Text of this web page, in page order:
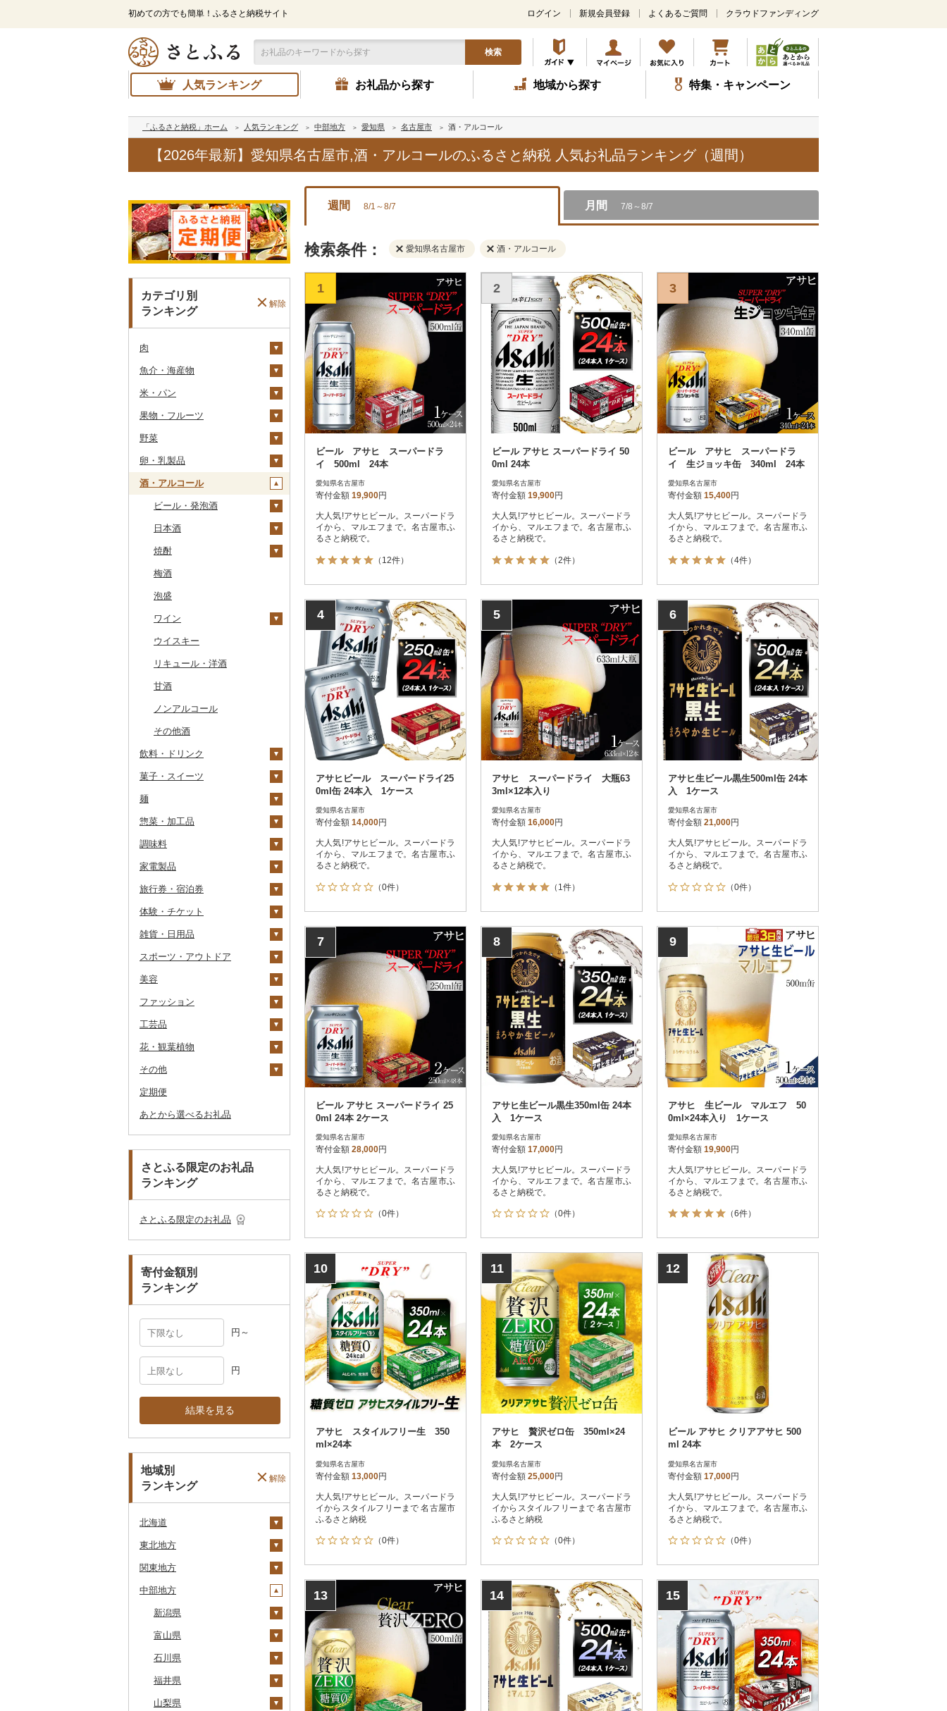
初めての方でも簡単！ふるさと納税サイト
メ
ン
コ
ン
テ
ツ
キ
ッ
プ
ログイン 新規会員登録 よくあるご質問 クラウドファンディング
検索
人気ランキング お礼品から探す 地域から探す 特集・キャンペーン
「ふるさと納税」ホーム 人気ランキング 中部地方 愛知県 名古屋市 酒・アルコール
【2026年最新】愛知県名古屋市,酒・アルコールのふるさと納税 人気お礼品ランキング（週間）
カテゴリ別
ランキング
解除
肉
牛肉（精肉）
ステーキ
すき焼き
焼肉
牛タン
和牛
黒毛和牛
白老牛
仙台牛
米沢牛
山形牛
常陸牛
上州牛
飛騨牛
近江牛
神戸牛・神戸ビーフ
但馬牛
土佐あかうし
長崎和牛
あか牛
宮崎牛
その他牛肉（精肉）
牛肉（加工品）
ハンバーグ
ローストビーフ
ビーフジャーキー
その他牛肉（加工品）
豚肉（精肉）
すき焼き
しゃぶしゃぶ
焼肉
アグー豚
その他豚肉（精肉）
豚肉（加工品）
ハンバーグ
もつ鍋
ハム
ソーセージ・ウインナ
鶏肉
鶏肉（精肉）
ハム・ソーセージ
唐揚げ
中津からあげ
水炊き
地鶏
赤鶏さつま
その他鶏肉
鹿肉
馬肉
羊肉・ラム肉（ジンギス
魚介・海産物
カニ
ズワイガニ
毛ガニ
かにしゃぶ
その他カニ
エビ
ボタンエビ
伊勢海老
その他エビ
いくら
うに
明太子・たらこ
明太子
たらこ
その他魚卵
数の子
からすみ
キャビア
その他魚卵
貝
帆立（ホタテ）
鮑（アワビ）
牡蠣（カキ）
あさり
しじみ
サザエ
はまぐり
その他貝
うなぎ
鮮魚
鮭・サーモン
マグロ
イワシ
カツオ
金目鯛
クエ
くじら
サバ
さんま
のどぐろ
ふぐ
ブリ
ほっけ
その他鮮魚
イカ・タコ
イカ
タコ
海苔・海藻
海苔
わかめ
ひじき
その他海苔・海藻
干物
ししゃも
その他干物
その他魚介・加工品
しらす・ちりめん
かまぼこ・練り製品
その他魚介・加工品
米・パン
米
無洗米
玄米
金芽米
ゆめぴりか
つや姫
コシヒカリ
はえぬき
さがびより
あきたこまち
ひとめぼれ
ミルキークィーン
ななつぼし
その他米
雑穀
餅
その他穀物加工品
パン
果物・フルーツ
ぶどう・マスカット
巨峰
ナガノパープル
ピオーネ
デラウェア
シャインマスカット
その他ぶどう・マスカ
いちご
りんご
もも
メロン
さくらんぼ
梨
和梨
洋梨・ラフランス
マンゴー
みかん・柑橘
みかん
レモン
不知火・デコポン
せとか
文旦
まどんな
ポンカン
すいか
キウイ
柿（カキ）
ドライフルーツ
干し柿
干し芋
その他ドライフルーツ
その他果物
びわ
ブルーベリー
栗
その他果物
野菜
いも
じゃがいも
さつまいも
その他いも
トマト
フルーツトマト
ミニトマト
その他トマト
玉ねぎ
ねぎ
とうもろこし
根菜
人参
大根
自然薯
レンコン
にんにく・生姜
その他根菜
アスパラガス
豆
きのこ
しいたけ
松茸
その他きのこ
その他野菜
山菜
かぼちゃ
茄子
レタス
その他野菜
卵・乳製品
卵
チーズ
ヨーグルト
牛乳
バター
その他乳製品
酒・アルコール
ビール・発泡酒
ビール
発泡酒
地ビール・クラフトビ
日本酒
純米大吟醸
純米吟醸
大吟醸
吟醸
その他日本酒
焼酎
芋焼酎
麦焼酎
米焼酎
黒糖焼酎
その他焼酎
梅酒
泡盛
ワイン
白ワイン
赤ワイン
シャンパン・スパーク
ウイスキー
リキュール・洋酒
甘酒
ノンアルコール
その他酒
飲料・ドリンク
水・ミネラルウォーター
飲料
コーヒー豆
粉
ドリップ
茶
飲料
茶葉・ティーバッグ
静岡茶
足柄茶
知覧茶
八女茶
果汁飲料
りんごジュース
みかんジュース（オレ
紅茶
飲料
茶葉・ティーバッグ
その他飲料・ジュース
野菜ジュース
炭酸飲料
豆乳
菓子・スイーツ
クッキー
焼き菓子
プリン
ゼリー
チョコレート
カステラ
アイス・ジェラート
その他洋菓子
煎餅・おかき
羊羹
饅頭
大福
その他和菓子
麺
ラーメン
うどん
そば
パスタ
ひやむぎ
そうめん
その他麺
惣菜・加工品
惣菜
餃子
シュウマイ
コロッケ
その他惣菜
カレー・シチュー
カレー
シチュー
鍋
肉
魚
その他鍋
ピザ
レトルト
スープ
豆腐・納豆
豆腐
漬物
キムチ
その他漬物
缶詰・瓶詰
肉
魚
ジャム
その他缶詰・瓶詰
乾物
燻製（スモーク）
おせち
その他加工品
調味料
砂糖
塩
醤油
味噌
酢
だし
食用油
オリーブオイル
ごま油
はちみつ
ドレッシング
その他調味料
ケチャップ
こしょう
その他調味料
家電製品
季節・空調家電
キッチン家電
照明器具
パソコン・周辺機器
TV・オーディオ・カメラ
美容・健康家電
カー用品
時計
その他家電
旅行券・宿泊券
旅行券
JTBふるさと旅行クー
その他旅行券
宿泊券
体験・チケット
PayPay商品券
食事券
温泉・サウナ・スパ利用
券
GDOふるさとゴルフ
プレークーポン
その他のゴルフプレー
花火大会チケット
カタログギフト
雑貨・日用品
家具・インテリア
机・テーブル
その他家具・インテリ
寝具
布団
毛布
タオルケット
タオル
その他タオル
文房具・印鑑
ボールペン
ノート・ファイル
その他文房具
食器
グラス・カップ
箸
スプーン・フォーク・
ナイフ
皿・椀
その他食器
キッチン用品
フライパン
鍋
まな板
土鍋
日用品
洗剤
トイレットペーパー
ティッシュ
その他日用品
楽器・器材
本・CD・DVD
おもちゃ・ぬいぐるみ
ご当地キャラクター
ペット用品
その他雑貨
スポーツ・アウトドア
ゴルフ
ゴルフボール
ゴルフウェア
その他ゴルフ
釣り
サイクリング
アウトドア・キャンプ
その他スポーツ
その他スポーツ
美容
スキンケア
洗顔
その他スキンケア
シャンプー・リンス
石鹸・ボディーソープ
入浴剤
アロマ
プロテイン
その他美容
ファッション
鞄・バッグ
トートバッグ・ショル
ツケース
その他鞄・バッグ
洋服
女性・レディース
子供・ベビー
その他洋服
和服
靴・履物
靴・シューズ
スリッパ・下駄・草履
その他靴・履物
アクセサリー
ペンダント・ネックレ
ス
ピアス・イヤリング
その他アクセサリー
その他服飾小物
ショール・ストール
マフラー・手袋
工芸品
織物
本場奄美大島紬
陶器・漆器
唐津焼
備前焼
美濃焼
村上木彫堆朱
その他装飾品・工芸品
数珠
工芸品
播州そろばん
美濃和紙
花・観葉植物
観葉植物・苗木
花
胡蝶蘭
造花・プリザーブドフ
ラワー
その他花
盆栽・その他
その他
地域サービス
その他
定期便
あとから選べるお礼品
さとふる限定のお礼品
ランキング
さとふる限定のお礼品
寄付金額別
ランキング
円～
円
結果を見る
地域別
ランキング
解除
北海道
安平町
八雲町
鹿部町
江差町
白老町
せたな町
旭川市
森町
東北地方
青森県
十和田市
大鰐町
南部町
五戸町
藤崎町
六ヶ所村
岩手県
宮古市
軽米町
岩手町
矢巾町
釜石市
宮城県
柴田町
色麻町
丸森町
大衡村
秋田県
大潟村
横手市
能代市
山形県
村山市
尾花沢市
福島県
天栄村
関東地方
茨城県
土浦市
取手市
つくば市
稲敷市
潮来市
栃木県
那須塩原市
市貝町
塩谷町
上三川町
群馬県
榛東村
下仁田町
玉村町
埼玉県
春日部市
蕨市
千葉県
勝浦市
東京都
中部地方
新潟県
十日町市
弥彦村
阿賀町
出雲崎町
富山県
射水市
氷見市
朝日町
石川県
羽咋市
七尾市
福井県
美浜町
山梨県
週間 8/1～8/7 月間 7/8～8/7
検索条件： 愛知県名古屋市 酒・アルコール
1
ビール アサヒ スーパードラ
イ 500ml 24本
愛知県名古屋市
寄付金額 19,900円
大人気!アサヒビール。スーパードラ
イから、マルエフまで。名古屋市ふ
るさと納税で。
（12件）
2
ビール アサヒ スーパードライ 50
0ml 24本
愛知県名古屋市
寄付金額 19,900円
大人気!アサヒビール。スーパードラ
イから、マルエフまで。名古屋市ふ
るさと納税で。
（2件）
3
ビール アサヒ スーパードラ
イ 生ジョッキ缶 340ml 24本
愛知県名古屋市
寄付金額 15,400円
大人気!アサヒビール。スーパードラ
イから、マルエフまで。名古屋市ふ
るさと納税で。
（4件）
4
アサヒビール スーパードライ25
0ml缶 24本入 1ケース
愛知県名古屋市
寄付金額 14,000円
大人気!アサヒビール。スーパードラ
イから、マルエフまで。名古屋市ふ
るさと納税で。
（0件）
5
アサヒ スーパードライ 大瓶63
3ml×12本入り
愛知県名古屋市
寄付金額 16,000円
大人気!アサヒビール。スーパードラ
イから、マルエフまで。名古屋市ふ
るさと納税で。
（1件）
6
アサヒ生ビール黒生500ml缶 24本
入 1ケース
愛知県名古屋市
寄付金額 21,000円
大人気!アサヒビール。スーパードラ
イから、マルエフまで。名古屋市ふ
るさと納税で。
（0件）
7
ビール アサヒ スーパードライ 25
0ml 24本 2ケース
愛知県名古屋市
寄付金額 28,000円
大人気!アサヒビール。スーパードラ
イから、マルエフまで。名古屋市ふ
るさと納税で。
（0件）
8
アサヒ生ビール黒生350ml缶 24本
入 1ケース
愛知県名古屋市
寄付金額 17,000円
大人気!アサヒビール。スーパードラ
イから、マルエフまで。名古屋市ふ
るさと納税で。
（0件）
9
アサヒ 生ビール マルエフ 50
0ml×24本入り 1ケース
愛知県名古屋市
寄付金額 19,900円
大人気!アサヒビール。スーパードラ
イから、マルエフまで。名古屋市ふ
るさと納税で。
（6件）
10
アサヒ スタイルフリー生 350
ml×24本
愛知県名古屋市
寄付金額 13,000円
大人気!アサヒビール。スーパードラ
イからスタイルフリーまで 名古屋市
ふるさと納税
（0件）
11
アサヒ 贅沢ゼロ缶 350ml×24
本 2ケース
愛知県名古屋市
寄付金額 25,000円
大人気!アサヒビール。スーパードラ
イからスタイルフリーまで 名古屋市
ふるさと納税
（0件）
12
ビール アサヒ クリアアサヒ 500
ml 24本
愛知県名古屋市
寄付金額 17,000円
大人気!アサヒビール。スーパードラ
イから、マルエフまで。名古屋市ふ
るさと納税で。
（0件）
13 14 15